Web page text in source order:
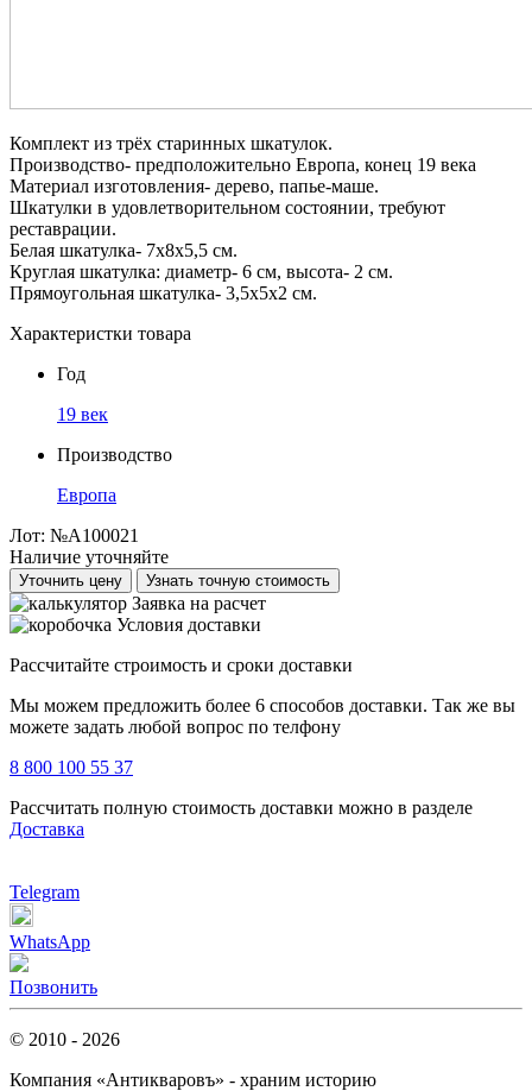
Комплект из трёх старинных шкатулок.
Производство- предположительно Европа, конец 19 века
Материал изготовления- дерево, папье-маше.
Шкатулки в удовлетворительном состоянии, требуют
реставрации.
Белая шкатулка- 7х8х5,5 см.
Круглая шкатулка: диаметр- 6 см, высота- 2 см.
Прямоугольная шкатулка- 3,5х5х2 см.
Характеристки товара
Год
19 век
Производство
Европа
Лот: №А100021
Наличие уточняйте
Уточнить цену Узнать точную стоимость
Заявка на расчет
Условия доставки
Рассчитайте строимость и сроки доставки
Мы можем предложить более 6 способов доставки. Так же вы
можете задать любой вопрос по телфону
8 800 100 55 37
Рассчитать полную стоимость доставки можно в разделе
Доставка
Telegram
WhatsApp
Позвонить
© 2010 - 2026
Компания «Антикваровъ» - храним историю